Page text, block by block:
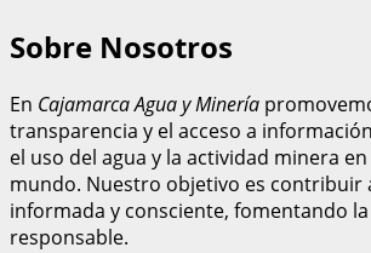
Sobre Nosotros
En Cajamarca Agua y Minería
transparencia y el acceso a
el uso del agua y la actividad minera
mundo. Nuestro objetivo es contribuir
informada y consciente, fomentando
responsable.